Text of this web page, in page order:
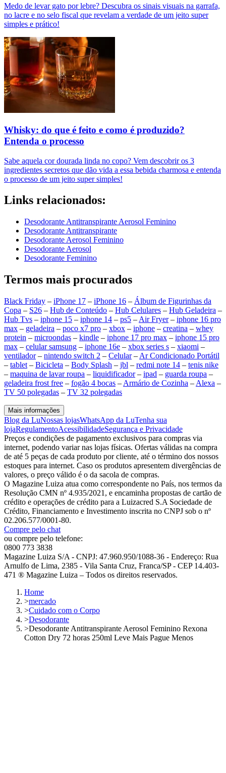
Medo de levar gato por lebre? Descubra os sinais visuais na garrafa,
no lacre e no selo fiscal que revelam a verdade de um jeito super
simples e prático!
Whisky: do que é feito e como é produzido?
Entenda o processo
Sabe aquela cor dourada linda no copo? Vem descobrir os 3
ingredientes secretos que dão vida a essa bebida charmosa e entenda
o processo de um jeito super simples!
Links relacionados:
Desodorante Antitranspirante Aerosol Feminino
Desodorante Antitranspirante
Desodorante Aerosol Feminino
Desodorante Aerosol
Desodorante Feminino
Termos mais procurados
Black Friday – iPhone 17 – iPhone 16 – Álbum de Figurinhas da
Copa – S26 – Hub de Conteúdo – Hub Celulares – Hub Geladeira –
Hub Tvs – iphone 15 – iphone 14 – ps5 – Air Fryer– iphone 16 pro
max – geladeira – poco x7 pro – xbox – iphone – creatina – whey
protein – microondas – kindle – iphone 17 pro max – iphone 15 pro
max – celular samsung – iphone 16e – xbox series s – xiaomi –
ventilador– nintendo switch 2 – Celular– Ar Condicionado Portátil
– tablet – Bicicleta – Body Splash – jbl – redmi note 14 – tenis nike
– maquina de lavar roupa – liquidificador– ipad – guarda roupa –
geladeira frost free – fogão 4 bocas – Armário de Cozinha – Alexa –
TV 50 polegadas – TV 32 polegadas
Mais informações
Blog da LuNossas lojasWhatsApp da LuTenha sua
lojaRegulamentoAcessibilidadeSegurança e Privacidade
Preços e condições de pagamento exclusivos para compras via
internet, podendo variar nas lojas físicas. Ofertas válidas na compra
de até 5 peças de cada produto por cliente, até o término dos nossos
estoques para internet. Caso os produtos apresentem divergências de
valores, o preço válido é o da sacola de compras.
O Magazine Luiza atua como correspondente no País, nos termos da
Resolução CMN nº 4.935/2021, e encaminha propostas de cartão de
crédito e operações de crédito para a Luizacred S.A Sociedade de
Crédito, Financiamento e Investimento inscrita no CNPJ sob o nº
02.206.577/0001-80.
Compre pelo chat
ou compre pelo telefone:
0800 773 3838
Magazine Luiza S/A - CNPJ: 47.960.950/1088-36 - Endereço: Rua
Arnulfo de Lima, 2385 - Vila Santa Cruz, Franca/SP - CEP 14.403-
471 ® Magazine Luiza – Todos os direitos reservados.
Home
>mercado
>Cuidado com o Corpo
>Desodorante
>Desodorante Antitranspirante Aerosol Feminino Rexona
Cotton Dry 72 horas 250ml Leve Mais Pague Menos